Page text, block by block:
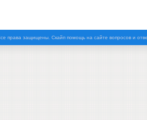
права защищены. Скайп помощь на сайте вопросов и